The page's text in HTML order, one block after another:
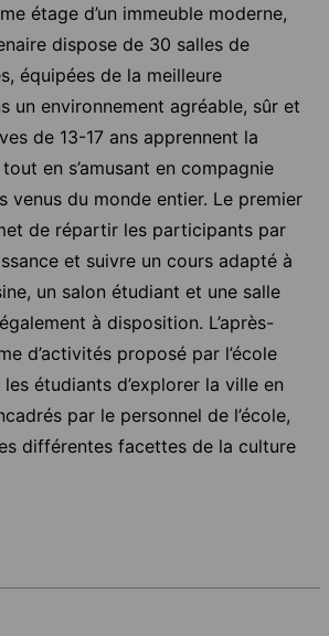
étage d’un immeuble moderne,
dispose de 30 salles de
équipées de la meilleure
un environnement agréable, sûr et
de 13-17 ans apprennent la
en s’amusant en compagnie
venus du monde entier. Le premier
de répartir les participants par
et suivre un cours adapté à
un salon étudiant et une salle
à disposition. L’après-
d’activités proposé par l’école
étudiants d’explorer la ville en
par le personnel de l’école,
différentes facettes de la culture